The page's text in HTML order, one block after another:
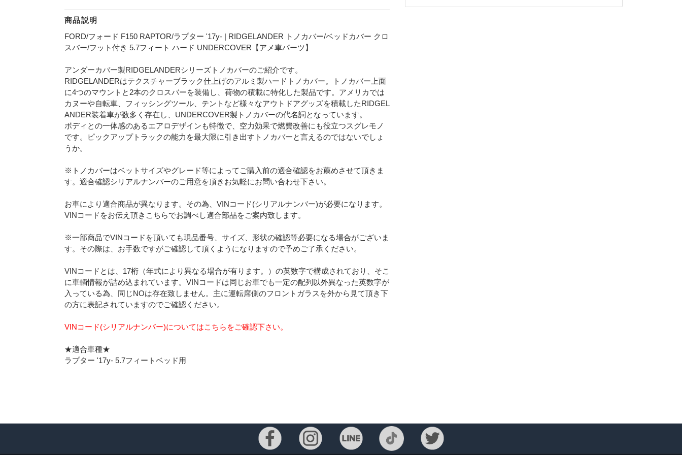
商品説明
FORD/フォード F150 RAPTOR/ラプター '17y- | RIDGELANDER トノカバー/ベッドカバー クロ
スバー/フット付き 5.7フィート ハード UNDERCOVER【アメ車パーツ】
アンダーカバー製RIDGELANDERシリーズトノカバーのご紹介です。
RIDGELANDERはテクスチャーブラック仕上げのアルミ製ハードトノカバー。トノカバー上面
に4つのマウントと2本のクロスバーを装備し、荷物の積載に特化した製品です。アメリカでは
カヌーや自転車、フィッシングツール、テントなど様々なアウトドアグッズを積載したRIDGEL
ANDER装着車が数多く存在し、UNDERCOVER製トノカバーの代名詞となっています。
ボディとの一体感のあるエアロデザインも特徴で、空力効果で燃費改善にも役立つスグレモノ
です。ピックアップトラックの能力を最大限に引き出すトノカバーと言えるのではないでしょ
うか。
※トノカバーはベットサイズやグレード等によってご購入前の適合確認をお薦めさせて頂きま
す。適合確認シリアルナンバーのご用意を頂きお気軽にお問い合わせ下さい。
お車により適合商品が異なります。その為、VINコード(シリアルナンバー)が必要になります。
VINコードをお伝え頂きこちらでお調べし適合部品をご案内致します。
※一部商品でVINコードを頂いても現品番号、サイズ、形状の確認等必要になる場合がございま
す。その際は、お手数ですがご確認して頂くようになりますので予めご了承ください。
VINコードとは、17桁（年式により異なる場合が有ります。）の英数字で構成されており、そこ
に車輌情報が詰め込まれています。VINコードは同じお車でも一定の配列以外異なった英数字が
入っている為、同じNOは存在致しません。主に運転席側のフロントガラスを外から見て頂き下
の方に表記されていますのでご確認ください。
VINコード(シリアルナンバー)についてはこちらをご確認下さい。
★適合車種★
ラプター '17y- 5.7フィートベッド用